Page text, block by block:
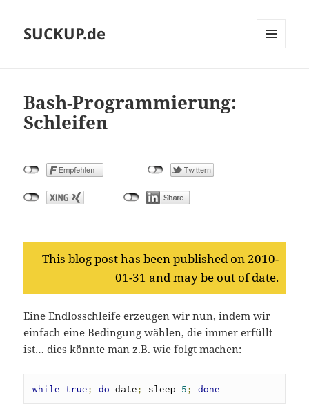
SUCKUP.de
Bash-Programmierung:
Schleifen
This blog post has been published on 2010-
01-31 and may be out of date.
Eine Endlosschleife erzeugen wir nun, indem wir
einfach eine Bedingung wählen, die immer erfüllt
ist… dies könnte man z.B. wie folgt machen:
while true; do date; sleep 5; done